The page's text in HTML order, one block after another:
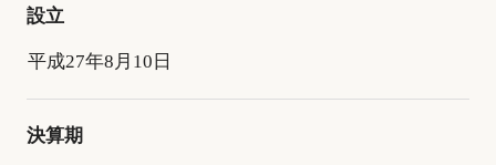
設立
平成27年8月10日
決算期